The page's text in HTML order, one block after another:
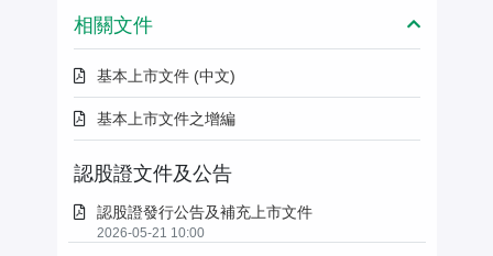
相關文件
基本上市文件 (中文)
基本上市文件之增編
認股證文件及公告
認股證發行公告及補充上市文件
2026-05-21 10:00